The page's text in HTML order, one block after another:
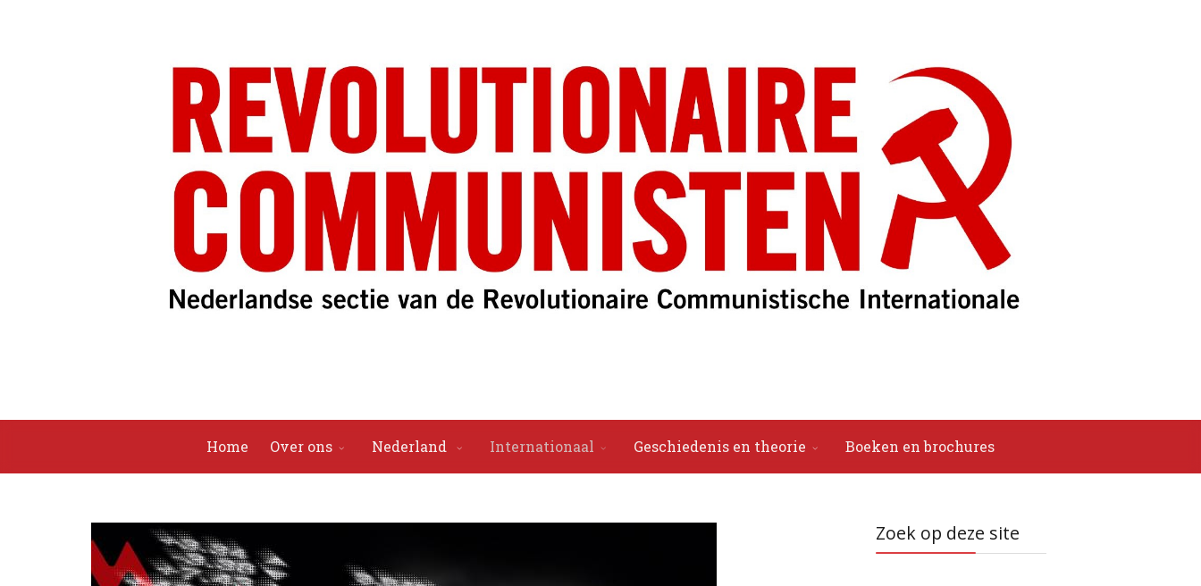
Home Over ons Nederland Internationaal Geschiedenis en theorie Boeken en brochures
Zoek op deze site